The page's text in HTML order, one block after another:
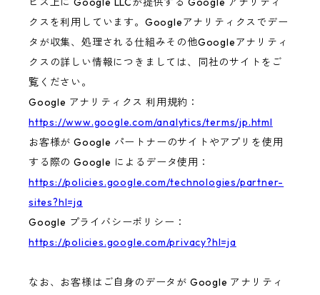
クスを利用しています。Googleアナリティクスでデー
タが収集、処理される仕組みその他Googleアナリティ
クスの詳しい情報につきましては、同社のサイトをご
覧ください。
Google アナリティクス 利用規約：
https://www.google.com/analytics/terms/jp.html
お客様が Google パートナーのサイトやアプリを使用
する際の Google によるデータ使用：
https://policies.google.com/technologies/partner-
sites?hl=ja
Google プライバシーポリシー：
https://policies.google.com/privacy?hl=ja
なお、お客様はご自身のデータが Google アナリティ